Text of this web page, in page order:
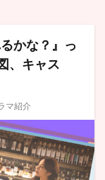
かな？』っ
、キャス
マ紹介